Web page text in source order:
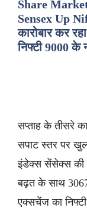
Share
Sensex Up
कारोबार कर
निफ्टी 9000 के
सप्ताह के तीसरे
सपाट स्तर पर
इंडेक्स सेंसेक्स की
बढ़त के साथ
एक्सचेंज का